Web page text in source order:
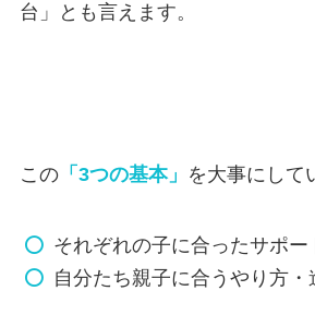
台」とも言えます。
この「3つの基本」 を大事にして
それぞれの子に合ったサポー
自分たち親子に合うやり方・